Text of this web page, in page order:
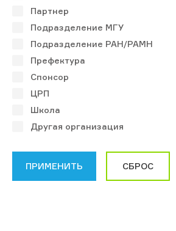
Партнер
Подразделение МГУ
Подразделение РАН/РАМН
Префектура
Спонсор
ЦРП
Школа
Другая организация